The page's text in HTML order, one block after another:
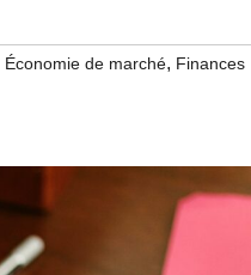
Économie de marché, Finances